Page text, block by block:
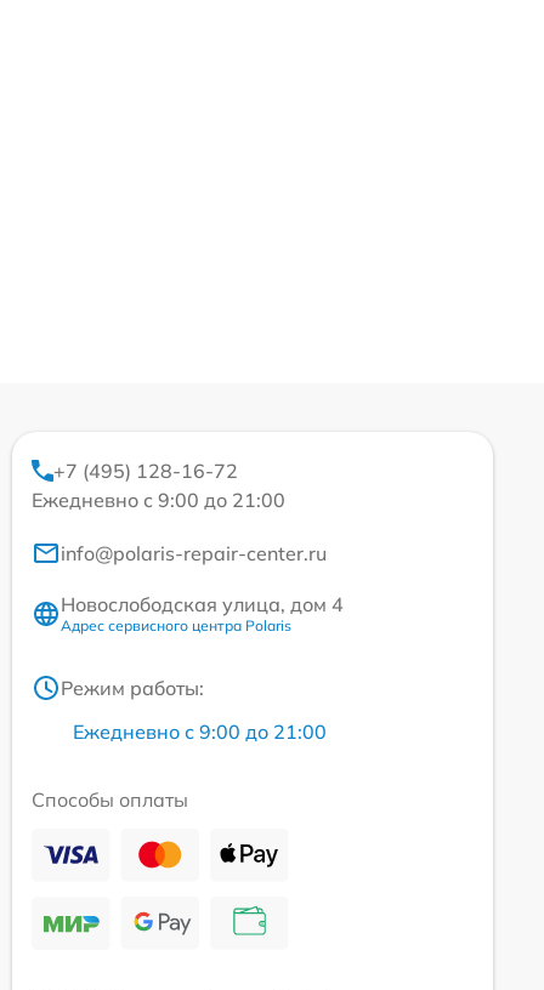
+7 (495) 128-16-72
Ежедневно с 9:00 до 21:00
info@polaris-repair-center.ru
Новослободская улица, дом 4
Адрес сервисного центра Polaris
Режим работы:
Ежедневно с 9:00 до 21:00
Способы оплаты